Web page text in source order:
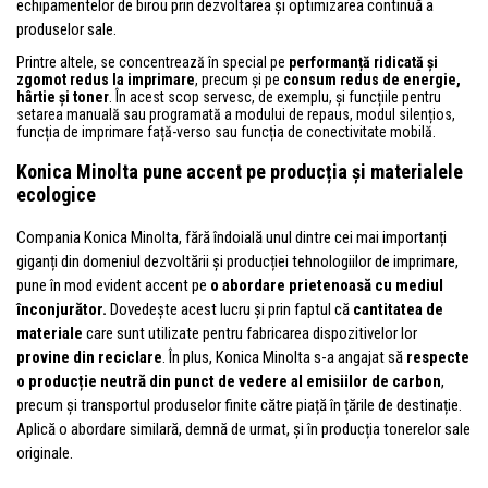
echipamentelor de birou prin dezvoltarea și optimizarea continuă a
produselor sale.
Printre altele, se concentrează în special pe performanță ridicată și
zgomot redus la imprimare, precum și pe consum redus de energie,
hârtie și toner. În acest scop servesc, de exemplu, și funcțiile pentru
setarea manuală sau programată a modului de repaus, modul silențios,
funcția de imprimare față-verso sau funcția de conectivitate mobilă.
Konica Minolta pune accent pe producția și materialele
ecologice
Compania Konica Minolta, fără îndoială unul dintre cei mai importanți
giganți din domeniul dezvoltării și producției tehnologiilor de imprimare,
pune în mod evident accent pe o abordare prietenoasă cu mediul
înconjurător. Dovedește acest lucru și prin faptul că cantitatea de
materiale care sunt utilizate pentru fabricarea dispozitivelor lor
provine din reciclare. În plus, Konica Minolta s-a angajat să respecte
o producție neutră din punct de vedere al emisiilor de carbon,
precum și transportul produselor finite către piață în țările de destinație.
Aplică o abordare similară, demnă de urmat, și în producția tonerelor sale
originale.